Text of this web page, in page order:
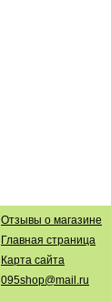
Отзывы о магазине
Главная страница
Карта сайта
095shop@mail.ru